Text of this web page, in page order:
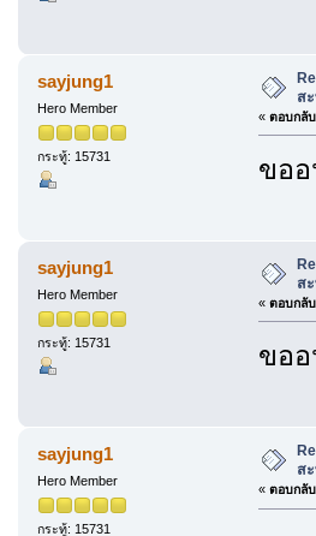
sayjung1
Hero Member
กระทู้: 15731
ส
« ตอบกลั
ขอ
sayjung1
Hero Member
กระทู้: 15731
ส
« ตอบกลั
ขอ
sayjung1
Hero Member
กระทู้: 15731
ส
« ตอบกลั